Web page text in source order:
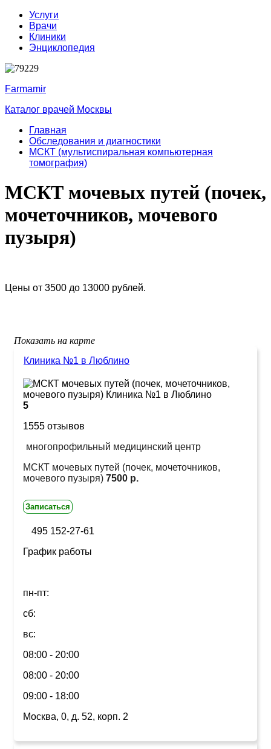
Услуги
Врачи
Клиники
Энциклопедия
Farmamir
Каталог врачей Москвы
Главная
Обследования и диагностики
МСКТ (мультиспиральная компьютерная
томография)
МСКТ мочевых путей (почек,
мочеточников, мочевого
пузыря)
Цены от 3500 до 13000 рублей.
Показать на карте
Клиника №1 в Люблино
5
1555 отзывов
многопрофильный медицинский центр
МСКТ мочевых путей (почек, мочеточников,
мочевого пузыря) 7500 р.
Записаться
495 152-27-61
График работы
пн-пт:
сб:
вс:
08:00 - 20:00
08:00 - 20:00
09:00 - 18:00
Москва, 0, д. 52, корп. 2